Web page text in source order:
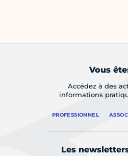
Vous
Accédez à des
informations
PROFESSIONNEL
Les